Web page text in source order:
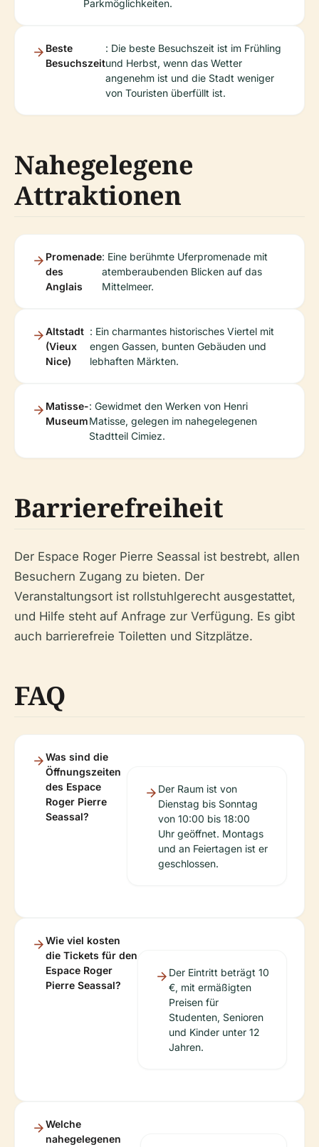
Parkmöglichkeiten.
Beste
Besuchszeit
: Die beste Besuchszeit ist im Frühling
und Herbst, wenn das Wetter
angenehm ist und die Stadt weniger
von Touristen überfüllt ist.
Nahegelegene
Attraktionen
Promenade
des
Anglais
: Eine berühmte Uferpromenade mit
atemberaubenden Blicken auf das
Mittelmeer.
Altstadt
(Vieux
Nice)
: Ein charmantes historisches Viertel mit
engen Gassen, bunten Gebäuden und
lebhaften Märkten.
Matisse-
Museum
: Gewidmet den Werken von Henri
Matisse, gelegen im nahegelegenen
Stadtteil Cimiez.
Barrierefreiheit
Der Espace Roger Pierre Seassal ist bestrebt, allen
Besuchern Zugang zu bieten. Der
Veranstaltungsort ist rollstuhlgerecht ausgestattet,
und Hilfe steht auf Anfrage zur Verfügung. Es gibt
auch barrierefreie Toiletten und Sitzplätze.
FAQ
Was sind die
Öffnungszeiten
des Espace
Roger Pierre
Seassal?
Der Raum ist von
Dienstag bis Sonntag
von 10:00 bis 18:00
Uhr geöffnet. Montags
und an Feiertagen ist er
geschlossen.
Wie viel kosten
die Tickets für den
Espace Roger
Pierre Seassal?
Der Eintritt beträgt 10
€, mit ermäßigten
Preisen für
Studenten, Senioren
und Kinder unter 12
Jahren.
Welche
nahegelegenen